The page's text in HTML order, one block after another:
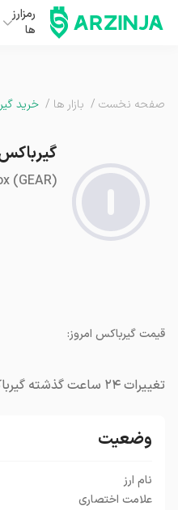
رمزارز
ها
صفحه نخست / بازار ها / خرید
(GEAR)
قیمت گیرباکس امروز:
تغییرات ۲۴ ساعت گذشته گیرباکس:
وضعیت
نام ارز
علامت اختصاری